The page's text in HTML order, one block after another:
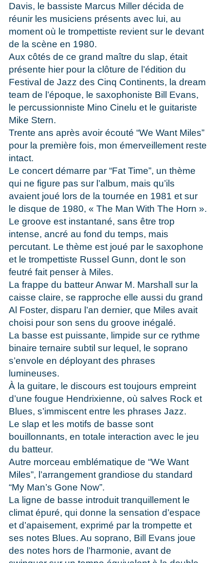
Davis, le bassiste Marcus Miller décida de
réunir les musiciens présents avec lui, au
moment où le trompettiste revient sur le devant
de la scène en 1980.
Aux côtés de ce grand maître du slap, était
présente hier pour la clôture de l’édition du
Festival de Jazz des Cinq Continents, la dream
team de l’époque, le saxophoniste Bill Evans,
le percussionniste Mino Cinelu et le guitariste
Mike Stern.
Trente ans après avoir écouté “We Want Miles”
pour la première fois, mon émerveillement reste
intact.
Le concert démarre par “Fat Time”, un thème
qui ne figure pas sur l’album, mais qu’ils
avaient joué lors de la tournée en 1981 et sur
le disque de 1980, « The Man With The Horn ».
Le groove est instantané, sans être trop
intense, ancré au fond du temps, mais
percutant. Le thème est joué par le saxophone
et le trompettiste Russel Gunn, dont le son
feutré fait penser à Miles.
La frappe du batteur Anwar M. Marshall sur la
caisse claire, se rapproche elle aussi du grand
Al Foster, disparu l’an dernier, que Miles avait
choisi pour son sens du groove inégalé.
La basse est puissante, limpide sur ce rythme
binaire ternaire subtil sur lequel, le soprano
s’envole en déployant des phrases
lumineuses.
À la guitare, le discours est toujours empreint
d’une fougue Hendrixienne, où salves Rock et
Blues, s’immiscent entre les phrases Jazz.
Le slap et les motifs de basse sont
bouillonnants, en totale interaction avec le jeu
du batteur.
Autre morceau emblématique de “We Want
Miles”, l’arrangement grandiose du standard
“My Man’s Gone Now”.
La ligne de basse introduit tranquillement le
climat épuré, qui donne la sensation d’espace
et d’apaisement, exprimé par la trompette et
ses notes Blues. Au soprano, Bill Evans joue
des notes hors de l’harmonie, avant de